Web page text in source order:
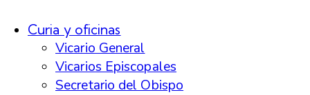
Curia y oficinas
Vicario General
Vicarios Episcopales
Secretario del Obispo